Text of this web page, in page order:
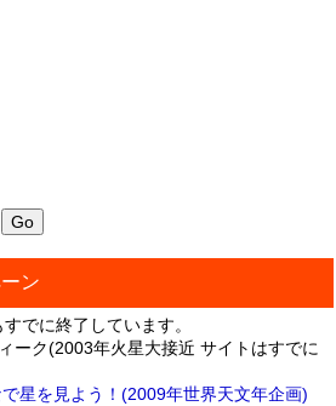
ン
でに終了しています。
ーク(2003年火星大接近 サイトはすでに
星を見よう！(2009年世界天文年企画)